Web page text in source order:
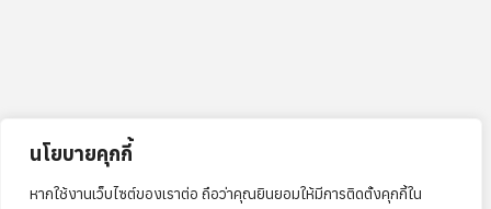
นโยบายคุกกี้
หากใช้งานเว็บไซต์ของเราต่อ ถือว่าคุณยินยอมให้มีการติดตั้งคุกกี้ใน